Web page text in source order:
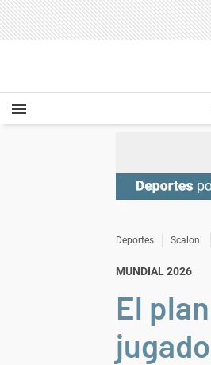
Deportes Scaloni
MUNDIAL 2026
El